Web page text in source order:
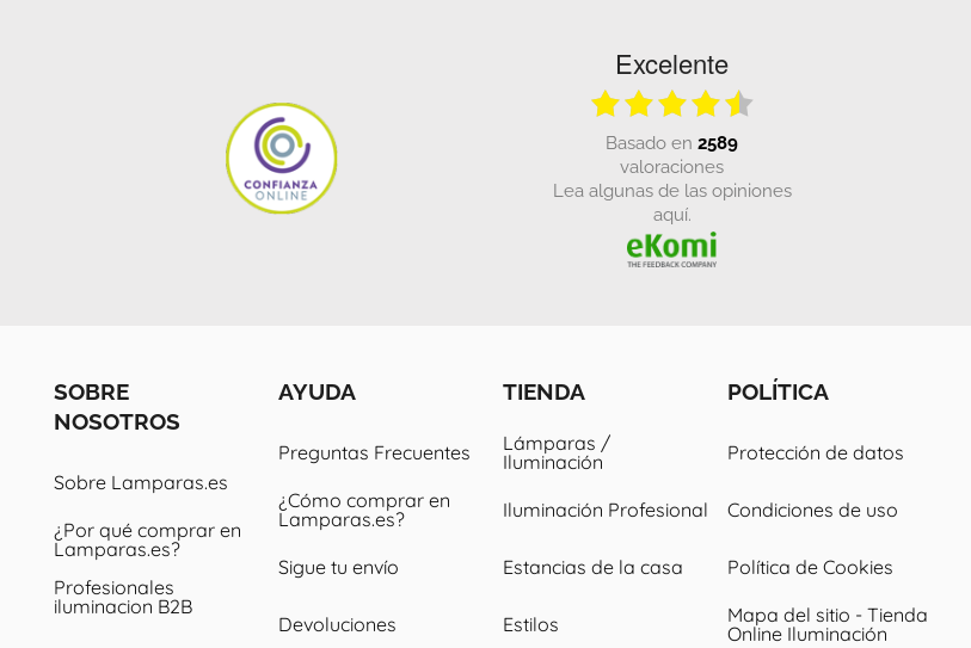
Excelente
basado en 2589
valoraciones
Lea algunas de las opiniones
aquí.
SOBRE
NOSOTROS
Sobre Lamparas.es
¿Por qué comprar en
Lamparas.es?
Profesionales
iluminacion B2B
AYUDA
Preguntas Frecuentes
¿Cómo comprar en
Lamparas.es?
Sigue tu envío
Devoluciones
TIENDA
Lámparas /
Iluminación
Iluminación Profesional
Estancias de la casa
Estilos
POLÍTICA
Protección de datos
Condiciones de uso
Política de Cookies
Mapa del sitio - Tienda
Online Iluminación